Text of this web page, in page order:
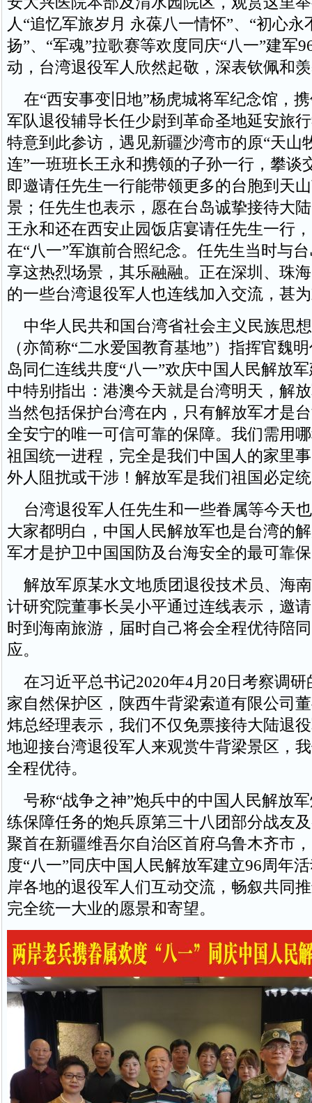
人“追忆军旅岁月 永葆八一情怀”、“初心永
扬”、“军魂”拉歌赛等欢度同庆“八一”建军
动，台湾退役军人欣然起敬，深表钦佩和
在“西安事变旧地”杨虎城将军纪念馆，
军队退役辅导长任少尉到革命圣地延安旅
特意到此参访，遇见新疆沙湾市的原“天山
连”一班班长王永和携领的子孙一行，攀谈
即邀请任先生一行能带领更多的台胞到天
景；任先生也表示，愿在台岛诚挚接待大
王永和还在西安止园饭店宴请任先生一行
在“八一”军旗前合照纪念。任先生当时与
享这热烈场景，其乐融融。正在深圳、珠
的一些台湾退役军人也连线加入交流，甚
中华人民共和国台湾省社会主义民族思
（亦简称“二水爱国教育基地”）指挥官魏
岛同仁连线共度“八一”欢庆中国人民解放
中特别指出：港澳今天就是台湾明天，解
当然包括保护台湾在内，只有解放军才是
全安宁的唯一可信可靠的保障。我们需用
祖国统一进程，完全是我们中国人的家里
外人阻扰或干涉！解放军是我们祖国必定
台湾退役军人任先生和一些眷属等今天
大家都明白，中国人民解放军也是台湾的
军才是护卫中国国防及台海安全的最可靠
解放军原某水文地质团退役技术员、海
计研究院董事长吴小平通过连线表示，邀
时到海南旅游，届时自己将会全程优待陪
应。
在习近平总书记2020年4月20日考察调研
家自然保护区，陕西牛背梁索道有限公司
炜总经理表示，我们不仅免票接待大陆退
地迎接台湾退役军人来观赏牛背梁景区，
全程优待。
号称“战争之神”炮兵中的中国人民解放
练保障任务的炮兵原第三十八团部分战友
聚首在新疆维吾尔自治区首府乌鲁木齐市
度“八一”同庆中国人民解放军建立96周年
岸各地的退役军人们互动交流，畅叙共同
完全统一大业的愿景和寄望。